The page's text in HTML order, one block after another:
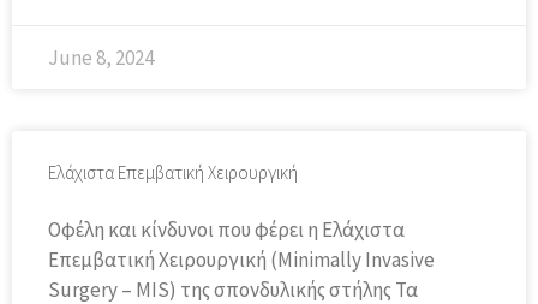
June 8, 2024
Ελάχιστα Επεμβατική Χειρουργική
Οφέλη και κίνδυνοι που φέρει η Ελάχιστα
Επεμβατική Χειρουργική (Minimally Invasive
Surgery – MIS) της σπονδυλικής στήλης Τα